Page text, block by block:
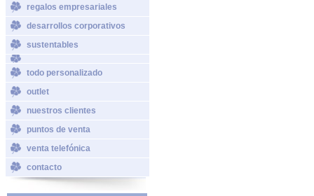
regalos empresariales
desarrollos corporativos
sustentables
todo personalizado
outlet
nuestros clientes
puntos de venta
venta telefónica
contacto